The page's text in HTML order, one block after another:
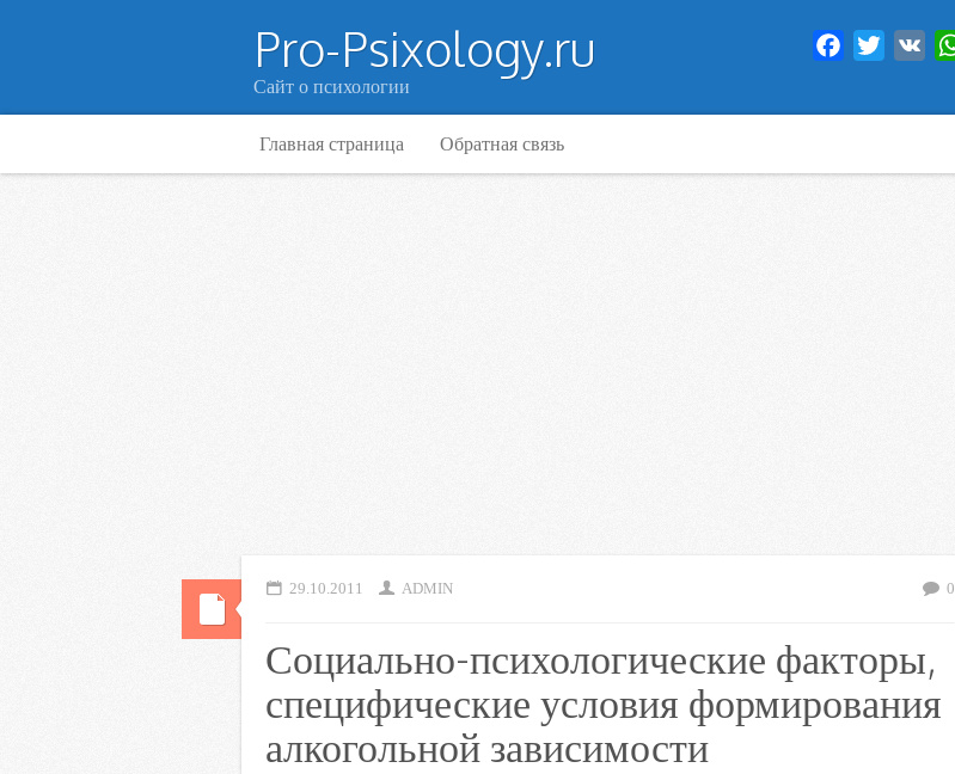
Pro-Psixology.ru
Сайт о психологии
Facebook
Twitter VK
Главная страница Обратная связь
29.10.2011 ADMIN 0
Социально-психологические факторы,
специфические условия формирования
алкогольной зависимости